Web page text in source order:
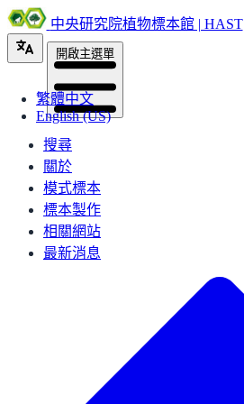
中央研究院植物標本館 | HAST
繁體中文
English (US)
開啟主選單
搜尋
關於
模式標本
標本製作
相關網站
最新消息